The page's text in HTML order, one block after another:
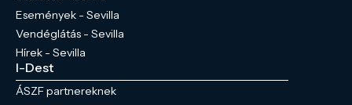
Események - Sevilla
Vendéglátás - Sevilla
Hírek - Sevilla
I-Dest
ÁSZF partnereknek